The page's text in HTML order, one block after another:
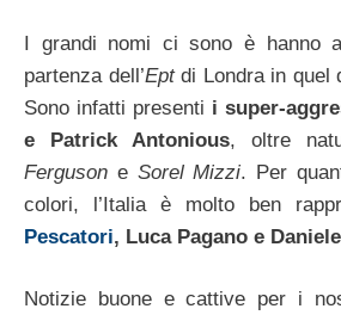
I grandi nomi ci sono è hanno
partenza dell’Ept di Londra in quel
Sono infatti presenti i super-
e Patrick Antonious, oltre
Ferguson e Sorel Mizzi. Per
colori, l’Italia è molto ben
Pescatori, Luca Pagano e
Notizie buone e cattive per i